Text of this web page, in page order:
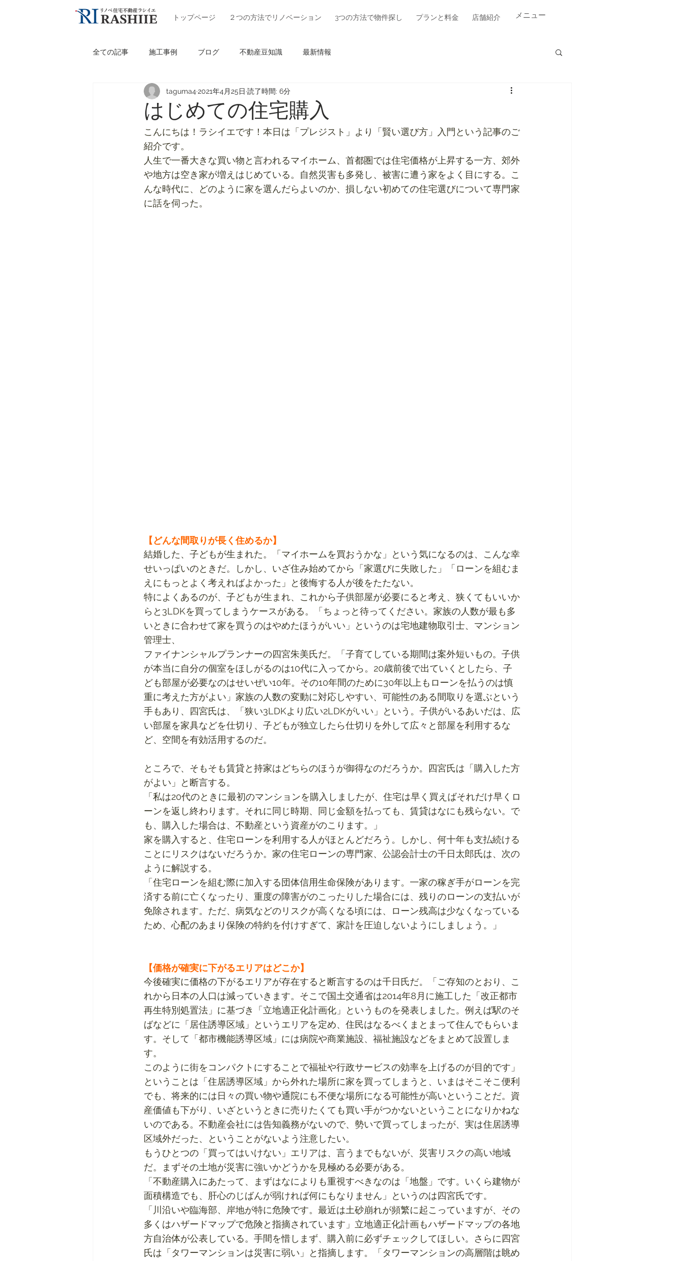
トップページ ２つの方法でリノベーション 3つの方法で物件探し プランと料金 店舗紹介 ​メニュー
全ての記事 施工事例 ブログ 不動産豆知識 最新情報
はじめての住宅購入
taguma4 2021年4月25日 読了時間: 6分
こんにちは！ラシイエです！本日は「プレジスト」より「賢い選び方」入門という記事のご
紹介です。
人生で一番大きな買い物と言われるマイホーム、首都圏では住宅価格が上昇する一方、郊外
や地方は空き家が増えはじめている。自然災害も多発し、被害に遭う家をよく目にする。こ
んな時代に、どのように家を選んだらよいのか、損しない初めての住宅選びについて専門家
に話を伺った。
【どんな間取りが長く住めるか】
結婚した、子どもが生まれた。「マイホームを買おうかな」という気になるのは、こんな幸
せいっぱいのときだ。しかし、いざ住み始めてから「家選びに失敗した」「ローンを組むま
えにもっとよく考えればよかった」と後悔する人が後をたたない。
特によくあるのが、子どもが生まれ、これから子供部屋が必要にると考え、狭くてもいいか
らと3LDKを買ってしまうケースがある。「ちょっと待ってください。家族の人数が最も多
いときに合わせて家を買うのはやめたほうがいい」というのは宅地建物取引士、マンション
管理士、
ファイナンシャルプランナーの四宮朱美氏だ。「子育てしている期間は案外短いもの。子供
が本当に自分の個室をほしがるのは10代に入ってから。20歳前後で出ていくとしたら、子
ども部屋が必要なのはせいぜい10年。その10年間のために30年以上もローンを払うのは慎
重に考えた方がよい」家族の人数の変動に対応しやすい、可能性のある間取りを選ぶという
手もあり、四宮氏は、「狭い3LDKより広い2LDKがいい」という。子供がいるあいだは、広
い部屋を家具などを仕切り、子どもが独立したら仕切りを外して広々と部屋を利用するな
ど、空間を有効活用するのだ。
ところで、そもそも賃貸と持家はどちらのほうが御得なのだろうか。四宮氏は「購入した方
がよい」と断言する。
「私は20代のときに最初のマンションを購入しましたが、住宅は早く買えばそれだけ早くロ
ーンを返し終わります。それに同じ時期、同じ金額を払っても、賃貸はなにも残らない。で
も、購入した場合は、不動産という資産がのこります。」
家を購入すると、住宅ローンを利用する人がほとんどだろう。しかし、何十年も支払続ける
ことにリスクはないだろうか。家の住宅ローンの専門家、公認会計士の千日太郎氏は、次の
ように解説する。
「住宅ローンを組む際に加入する団体信用生命保険があります。一家の稼ぎ手がローンを完
済する前に亡くなったり、重度の障害がのこったりした場合には、残りのローンの支払いが
免除されます。ただ、病気などのリスクが高くなる頃には、ローン残高は少なくなっている
ため、心配のあまり保険の特約を付けすぎて、家計を圧迫しないようにしましょう。」
【価格が確実に下がるエリアはどこか】
今後確実に価格の下がるエリアが存在すると断言するのは千日氏だ。「ご存知のとおり、こ
れから日本の人口は減っていきます。そこで国土交通省は2014年8月に施工した「改正都市
再生特別処置法」に基づき「立地適正化計画化」というものを発表しました。例えば駅のそ
ばなどに「居住誘導区域」というエリアを定め、住民はなるべくまとまって住んでもらいま
す。そして「都市機能誘導区域」には病院や商業施設、福祉施設などをまとめて設置しま
す。
このように街をコンパクトにすることで福祉や行政サービスの効率を上げるのが目的です」
ということは「住居誘導区域」から外れた場所に家を買ってしまうと、いまはそこそこ便利
でも、将来的には日々の買い物や通院にも不便な場所になる可能性が高いということだ。資
産価値も下がり、いざというときに売りたくても買い手がつかないということになりかねな
いのである。不動産会社には告知義務がないので、勢いで買ってしまったが、実は住居誘導
区域外だった、ということがないよう注意したい。
もうひとつの「買ってはいけない」エリアは、言うまでもないが、災害リスクの高い地域
だ。まずその土地が災害に強いかどうかを見極める必要がある。
「不動産購入にあたって、まずはなによりも重視すべきなのは「地盤」です。いくら建物が
面積構造でも、肝心のじばんが弱ければ何にもなりません」というのは四宮氏です。
「川沿いや臨海部、岸地が特に危険です。最近は土砂崩れが頻繁に起こっていますが、その
多くはハザードマップで危険と指摘されています」立地適正化計画もハザードマップの各地
方自治体が公表している。手間を惜しまず、購入前に必ずチェックしてほしい。さらに四宮
氏は「タワーマンションは災害に弱い」と指摘します。「タワーマンションの高層階は眺め